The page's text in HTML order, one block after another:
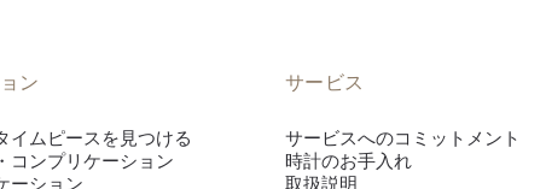
ン
イムピースを見つける
コンプリケーション
ーション
サービス
サービスへのコミットメント
時計のお手入れ
取扱説明